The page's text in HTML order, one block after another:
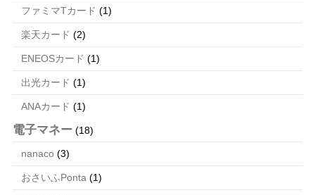
ファミマTカード (1)
楽天カード (2)
ENEOSカード (1)
出光カード (1)
ANAカード (1)
電子マネー (18)
nanaco (3)
おさいふPonta(1)